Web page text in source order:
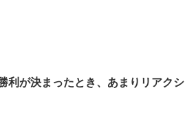
利が決まったとき、あまりリアクシ